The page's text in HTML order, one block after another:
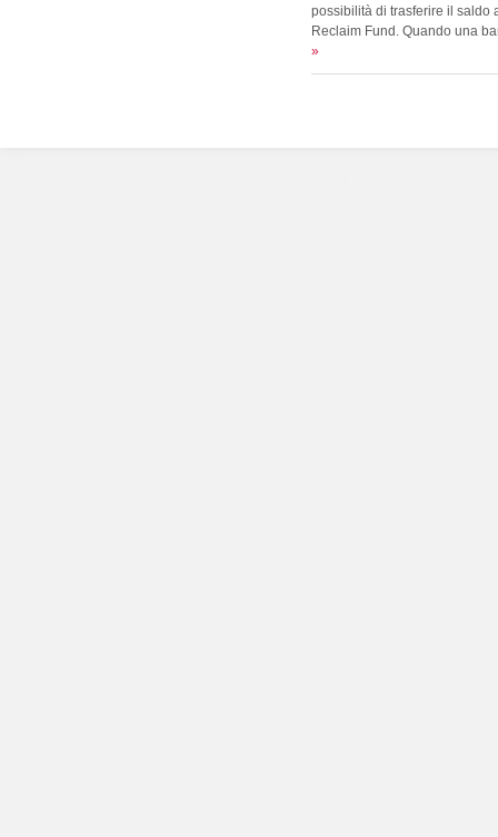
possibilità di trasferire il saldo
Reclaim Fund. Quando una
»